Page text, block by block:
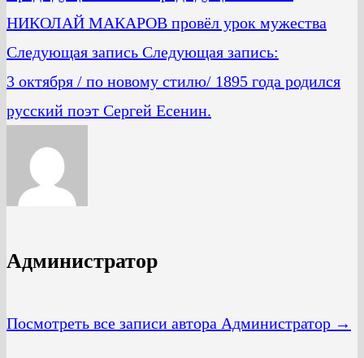
НИКОЛАЙ МАКАРОВ провёл урок мужества
Следующая запись Следующая запись:
3 октября / по новому стилю/ 1895 года родился
русский поэт Сергей Есенин.
Администратор
Посмотреть все записи автора Администратор →